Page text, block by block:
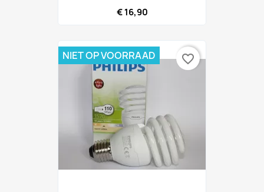
€ 16,90
NIET OP VOORRAAD favorite_border